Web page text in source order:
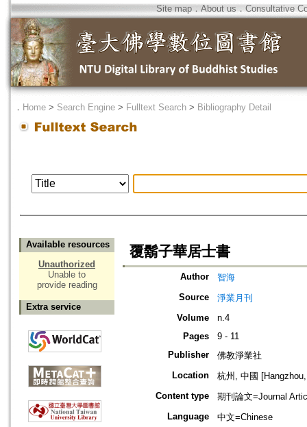
Site map．About us ． Consultative
． Home > Search Engine > Fulltext Search > Bibliography Detail
Available resources
Unauthorized
Unable to
provide reading
Extra service
覆鬍子華居士書
Author
智海
Source
淨業月刊
Volume
n.4
Pages
9 - 11
Publisher
佛教淨業社
Location
杭州, 中國
Content type
期刊論文=Journal
Language
中文=Chinese